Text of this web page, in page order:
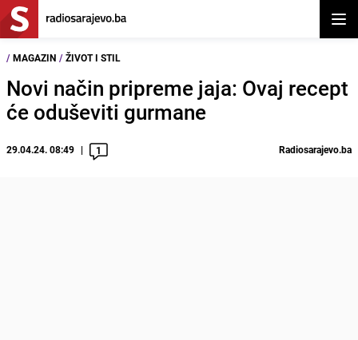
/ MAGAZIN / ŽIVOT I STIL
Novi način pripreme jaja: Ovaj recept
će oduševiti gurmane
29.04.24. 08:49 1 Radiosarajevo.ba